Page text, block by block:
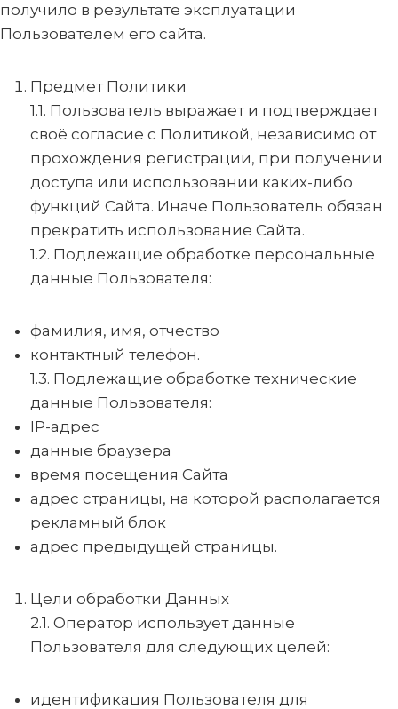
получило в результате эксплуатации
Пользователем его сайта.
Предмет Политики
1.1. Пользователь выражает и подтверждает
своё согласие с Политикой, независимо от
прохождения регистрации, при получении
доступа или использовании каких-либо
функций Сайта. Иначе Пользователь обязан
прекратить использование Сайта.
1.2. Подлежащие обработке персональные
данные Пользователя:
фамилия, имя, отчество
контактный телефон.
1.3. Подлежащие обработке технические
данные Пользователя:
IP-адрес
данные браузера
время посещения Сайта
адрес страницы, на которой располагается
рекламный блок
адрес предыдущей страницы.
Цели обработки Данных
2.1. Оператор использует данные
Пользователя для следующих целей:
идентификация Пользователя для